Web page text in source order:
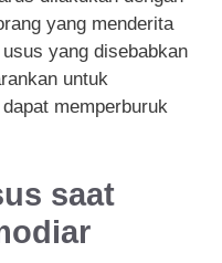
yang menderita
yang disebabkan
untuk
memperburuk
saat